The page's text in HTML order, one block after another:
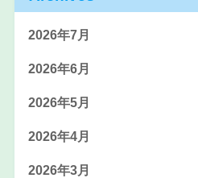
2026年7月
2026年6月
2026年5月
2026年4月
2026年3月